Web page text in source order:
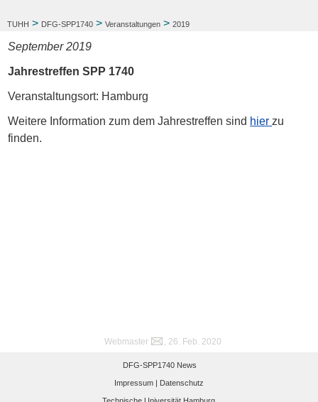
TUHH > DFG-SPP1740 > Veranstaltungen > 2019
September 2019
Jahrestreffen SPP 1740
Veranstaltungsort: Hamburg
Weitere Information zum dem Jahrestreffen sind hier zu
finden.
Webmaster , 26. Feb. 2020
DFG-SPP1740 News
Impressum | Datenschutz